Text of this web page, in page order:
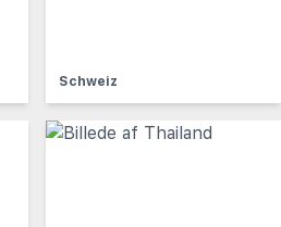
Schweiz